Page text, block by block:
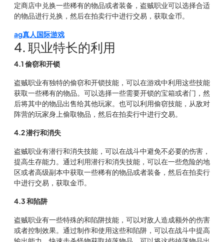
定商店中兑换一些稀有的物品或者装备，盗贼职业可以选择合适
的物品进行兑换，然后在拍卖行中进行交易，获取金币。
ag真人国际游戏
4. 职业特长的利用
4.1 偷窃和开锁
盗贼职业有独特的偷窃和开锁技能，可以在游戏中利用这些技能
获取一些稀有的物品。可以选择一些需要开锁的宝箱或者门，然
后将其中的物品出售给其他玩家。也可以利用偷窃技能，从敌对
阵营的玩家身上偷取物品，然后在拍卖行中进行交易。
4.2 潜行和消失
盗贼职业有潜行和消失技能，可以在战斗中避免不必要的伤害，
提高生存能力。通过利用潜行和消失技能，可以在一些危险的地
区或者高级副本中获取一些稀有的物品或者装备，然后在拍卖行
中进行交易，获取金币。
4.3 和陷阱
盗贼职业有一些特殊的和陷阱技能，可以对敌人造成额外的伤害
或者控制效果。通过制作和使用这些和陷阱，可以在战斗中提高